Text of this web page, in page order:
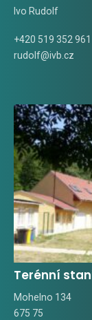
Ivo Rudolf
+420 519 352 961
rudolf@ivb.cz
Terénní
Mohelno 134
675 75